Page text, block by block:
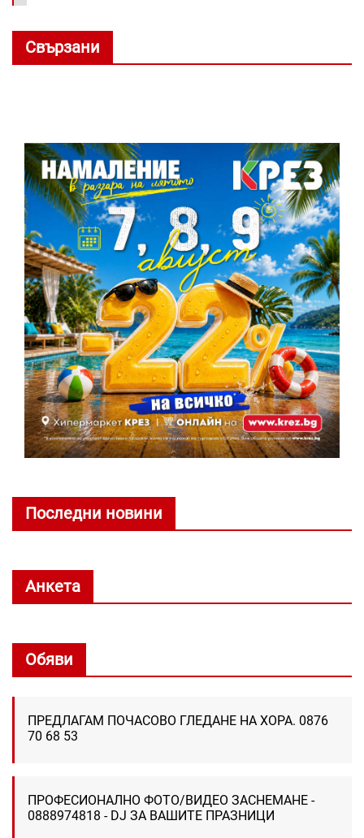
Свързани
Последни новини
Анкета
Обяви
ПРЕДЛАГАМ ПОЧАСОВО ГЛЕДАНЕ НА ХОРА. 0876
70 68 53
ПРОФЕСИОНАЛНО ФОТО/ВИДЕО ЗАСНЕМАНЕ -
0888974818 - DJ ЗА ВАШИТЕ ПРАЗНИЦИ